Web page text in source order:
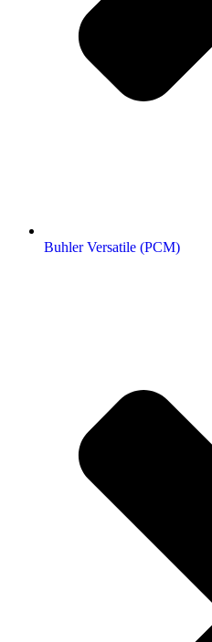
Buhler Versatile (РСМ)